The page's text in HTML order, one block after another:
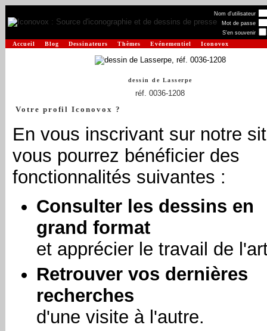
Nom d'utilisateur
Mot de passe
S'en souvenir
Accueil Blog Dessinateurs Thèmes Evénementiel Iconovox
dessin de Lasserpe
réf. 0036-1208
Votre profil Iconovox ?
En vous inscrivant sur notre
vous pourrez bénéficier des
fonctionnalités suivantes :
Consulter les dessins en
grand format
et apprécier le travail de
Retrouver vos dernières
recherches
d'une visite à l'autre.